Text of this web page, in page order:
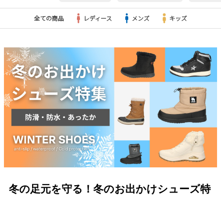
レディース
すべての商品
サンダル
レインシューズ
パンプス
メンズ
すべての商品
サンダル
キッズ
すべての商品
サンダル
SALE
全ての商品 レディース メンズ キッズ
冬の足元を守る！冬のお出かけシューズ特